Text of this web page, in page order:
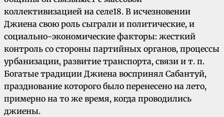
коллективизацией на селе18. В исчезновении
Джиена свою роль сыграли и политические, и
социально-экономические факторы: жесткий
контроль со стороны партийных органов, процессы
урбанизации, развитие транспорта, связи и т. п.
Богатые традиции Джиена воспринял Сабантуй,
празднование которого было перенесено на лето,
примерно на то же время, когда проводились
джиены.